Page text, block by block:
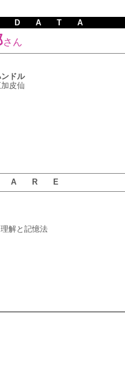
D A T A
さん
ドル
皮仙
A R E
解と記憶法